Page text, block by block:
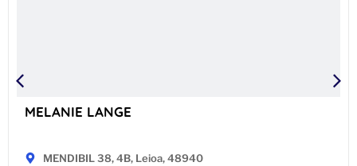
MELANIE LANGE
MENDIBIL 38, 4B, Leioa, 48940